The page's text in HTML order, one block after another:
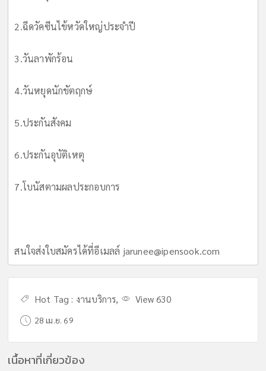
2.ฉีดวัคซีนไข้หวัดใหญ่ประจำปี
3.วันลาพักร้อน
4.วันหยุดนักขัตฤกษ์
5.ประกันสังคม
6.ประกันอุบัติเหตุ
7.โบนัสตามผลประกอบการ
สนใจส่งใบสมัครได้ที่อีเมลล์ jarunee@ipensook.com
Hot Tag : งานบริการ, View 630
28 เม.ย. 69
เนื้อหาที่เกี่ยวข้อง